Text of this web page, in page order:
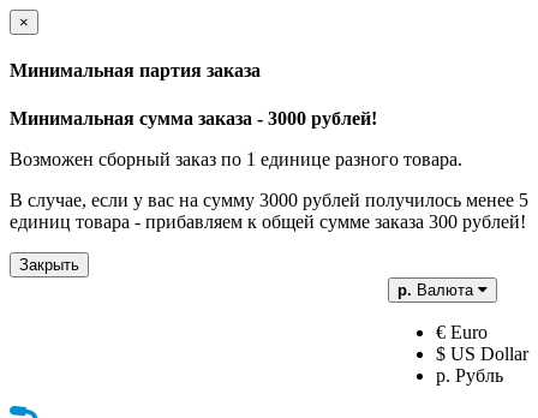
×
Минимальная партия заказа
Минимальная сумма заказа - 3000 рублей!
Возможен сборный заказ по 1 единице разного товара.
В случае, если у вас на сумму 3000 рублей получилось менее 5
единиц товара - прибавляем к общей сумме заказа 300 рублей!
Закрыть
р. Валюта
€ Euro
$ US Dollar
р. Рубль